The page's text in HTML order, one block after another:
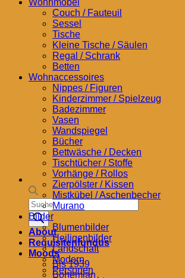
Products
search
About
Requisitenfundus
Moods
Bis 1939
Bohemian
Wohnmöbel
Couch / Fauteuil
Sessel
Tische
Kleine Tische / Säulen
Regal / Schrank
Betten
Wohnaccessoires
Nippes / Figuren
Kinderzimmer / Spielzeug
Badezimmer
Vasen
Wandspiegel
Bücher
Bettwäsche / Decken
Tischtücher / Stoffe
Vorhänge / Rollos
Zierpölster / Kissen
Mistkübel / Aschenbecher
Murano
Bilder
Blumenbilder
Heiligenbilder
Landschaft
Modern
Personen